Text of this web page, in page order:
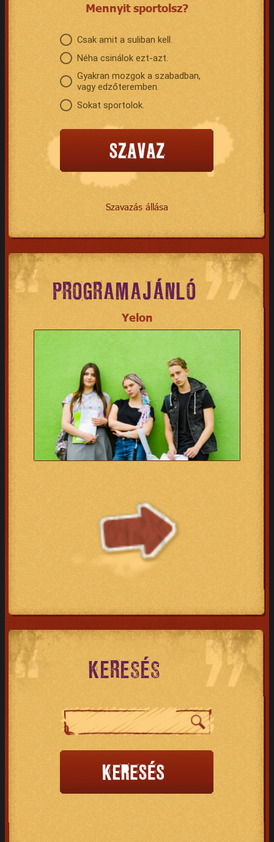
Mennyit sportolsz?
Csak amit a suliban kell.
Néha csinálok ezt-azt.
Gyakran mozgok a szabadban,
vagy edzőteremben.
Sokat sportolok.
Szavazás állása
PROGRAMAJÁNLÓ
Yelon
KERESÉS